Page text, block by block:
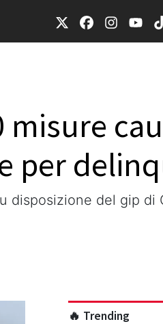
misure
per
disposizione del gip di
🔥 Trending